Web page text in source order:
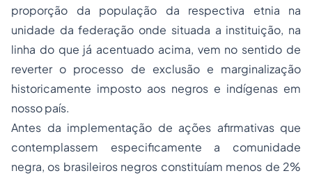
proporção da população da respectiva etnia na
unidade da federação onde situada a instituição, na
linha do que já acentuado acima, vem no sentido de
reverter o processo de exclusão e marginalização
historicamente imposto aos negros e indígenas em
nosso país.
Antes da implementação de ações afirmativas que
contemplassem especificamente a comunidade
negra, os brasileiros negros constituíam menos de 2%